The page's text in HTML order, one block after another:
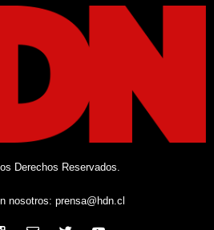
Derechos Reservados.
nosotros: prensa@hdn.cl